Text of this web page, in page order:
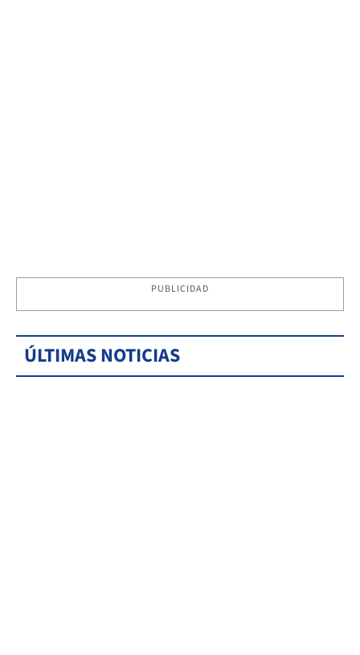
PUBLICIDAD
ÚLTIMAS NOTICIAS